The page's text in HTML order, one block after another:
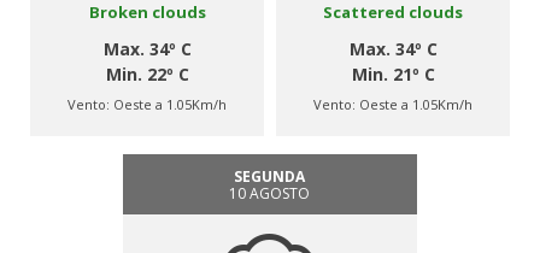
Broken clouds
Max. 34º C
Min. 22º C
Vento: Oeste a 1.05Km/h
Scattered clouds
Max. 34º C
Min. 21º C
Vento: Oeste a 1.05Km/h
SEGUNDA
10 AGOSTO